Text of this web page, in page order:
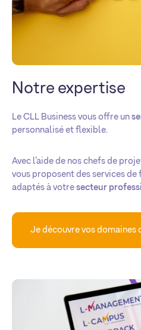
Notre expertise
Le CLL Business vous offre un
personnalisé et flexible.
Avec l’aide de nos chefs de
vous proposent des services
adaptés à votre secteur
Je découvre vos domaines